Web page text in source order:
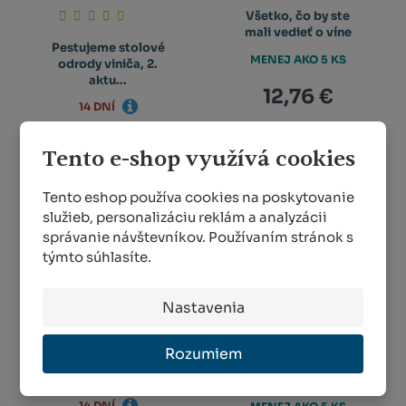
Tento e-shop využívá cookies
Tento eshop používa cookies na poskytovanie
služieb, personalizáciu reklám a analyzácii
správanie návštevníkov. Používaním stránok s
týmto súhlasíte.
Nastavenia
Rozumiem
Pestujeme stolové
odrody viniča, 2.
aktu...
10,63 €
KÚPIŤ
14 DNÍ
Všetko, čo by ste
mali vedieť o víne
12,76 €
KÚPIŤ
MENEJ AKO 5 KS
Urb...
záhrade